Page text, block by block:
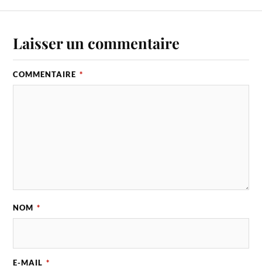
Laisser un commentaire
COMMENTAIRE *
NOM *
E-MAIL *